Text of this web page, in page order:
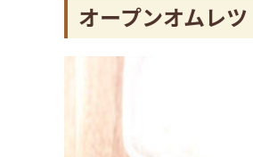
オープンオムレツ